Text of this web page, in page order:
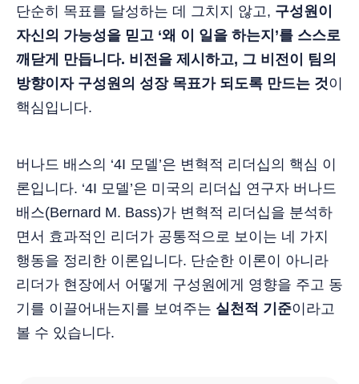
단순히 목표를 달성하는 데 그치지 않고, 구성원이
자신의 가능성을 믿고 ‘왜 이 일을 하는지’를 스스로
깨닫게 만듭니다. 비전을 제시하고, 그 비전이 팀의
방향이자 구성원의 성장 목표가 되도록 만드는 것이
핵심입니다.
버나드 배스의 ‘4I 모델’은 변혁적 리더십의 핵심 이
론입니다. ‘4I 모델’은 미국의 리더십 연구자 버나드
배스(Bernard M. Bass)가 변혁적 리더십을 분석하
면서 효과적인 리더가 공통적으로 보이는 네 가지
행동을 정리한 이론입니다. 단순한 이론이 아니라
리더가 현장에서 어떻게 구성원에게 영향을 주고 동
기를 이끌어내는지를 보여주는 실천적 기준이라고
볼 수 있습니다.